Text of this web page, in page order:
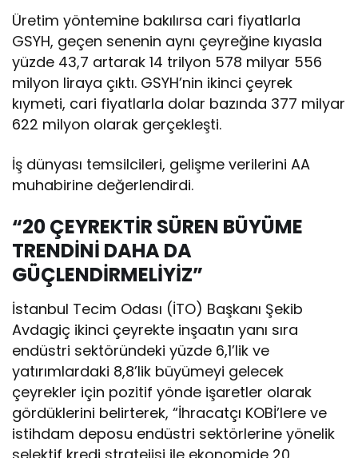
Üretim yöntemine bakılırsa cari fiyatlarla
GSYH, geçen senenin aynı çeyreğine kıyasla
yüzde 43,7 artarak 14 trilyon 578 milyar 556
milyon liraya çıktı. GSYH’nin ikinci çeyrek
kıymeti, cari fiyatlarla dolar bazında 377 milyar
622 milyon olarak gerçekleşti.
İş dünyası temsilcileri, gelişme verilerini AA
muhabirine değerlendirdi.
“20 ÇEYREKTİR SÜREN BÜYÜME
TRENDİNİ DAHA DA
GÜÇLENDİRMELİYİZ”
İstanbul Tecim Odası (İTO) Başkanı Şekib
Avdagiç ikinci çeyrekte inşaatın yanı sıra
endüstri sektöründeki yüzde 6,1’lik ve
yatırımlardaki 8,8’lik büyümeyi gelecek
çeyrekler için pozitif yönde işaretler olarak
gördüklerini belirterek, “İhracatçı KOBİ’lere ve
istihdam deposu endüstri sektörlerine yönelik